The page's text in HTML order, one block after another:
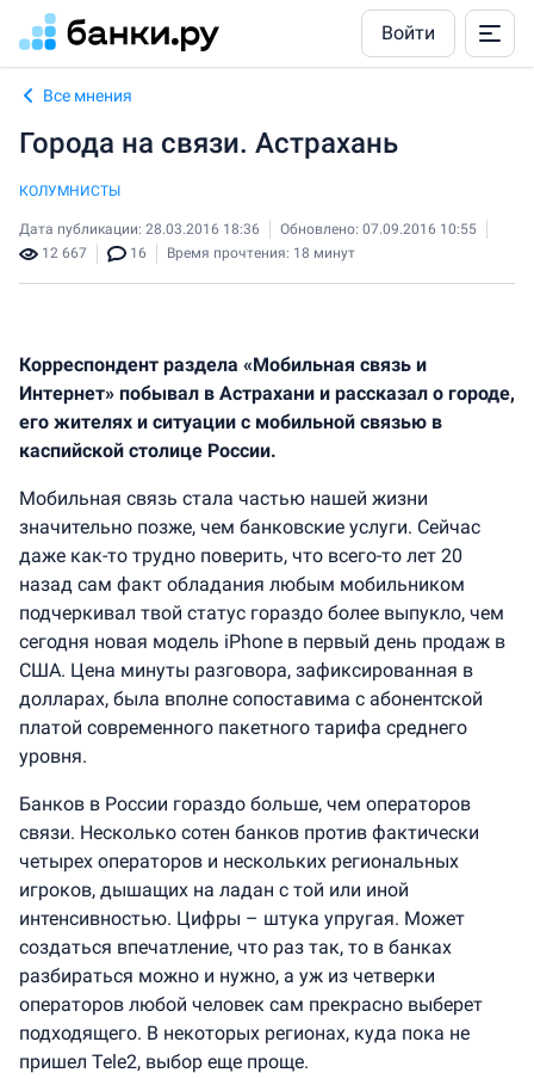
Войти
Все мнения
​Города на связи. Астрахань
КОЛУМНИСТЫ
Дата публикации: 28.03.2016 18:36
Обновлено: 07.09.2016 10:55
12 667
16 Время прочтения: 18 минут
Корреспондент раздела «Мобильная связь и
Интернет» побывал в Астрахани и рассказал о городе,
его жителях и ситуации с мобильной связью в
каспийской столице России.
Мобильная связь стала частью нашей жизни
значительно позже, чем банковские услуги. Сейчас
даже как-то трудно поверить, что всего-то лет 20
назад сам факт обладания любым мобильником
подчеркивал твой статус гораздо более выпукло, чем
сегодня новая модель iPhone в первый день продаж в
США. Цена минуты разговора, зафиксированная в
долларах, была вполне сопоставима с абонентской
платой современного пакетного тарифа среднего
уровня.
Банков в России гораздо больше, чем операторов
связи. Несколько сотен банков против фактически
четырех операторов и нескольких региональных
игроков, дышащих на ладан с той или иной
интенсивностью. Цифры – штука упругая. Может
создаться впечатление, что раз так, то в банках
разбираться можно и нужно, а уж из четверки
операторов любой человек сам прекрасно выберет
подходящего. В некоторых регионах, куда пока не
пришел Tele2, выбор еще проще.